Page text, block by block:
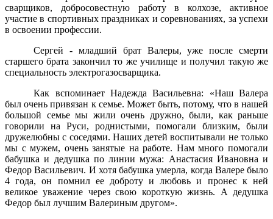
сварщиков, добросовестную работу в колхозе, активное
участие в спортивных праздниках и соревнованиях, за успехи
в освоении профессии.
Сергей - младший брат Валеры, уже после смерти
старшего брата закончил то же училище и получил такую же
специальность электрогазосварщика.
Как вспоминает Надежда Васильевна: «Наш Валера
был очень привязан к семье. Может быть, потому, что в нашей
большой семье мы жили очень дружно, были, как раньше
говорили на Руси, роднистыми, помогали близким, были
дружелюбны с соседями. Наших детей воспитывали не только
мы с мужем, очень занятые на работе. Нам много помогали
бабушка и дедушка по линии мужа: Анастасия Ивановна и
Федор Васильевич. И хотя бабушка умерла, когда Валере было
4 года, он помнил ее доброту и любовь и пронес к ней
великое уважение через свою короткую жизнь. А дедушка
Федор был лучшим Валериным другом».